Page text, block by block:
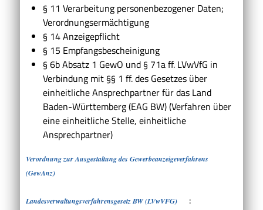
§ 11 Verarbeitung personenbezogener Daten;
Verordnungsermächtigung
§ 14 Anzeigepflicht
§ 15 Empfangsbescheinigung
§ 6b Absatz 1 GewO und§ 71a ff. LVwVfG in
Verbindung mit§§ 1 ff. des Gesetzes über
einheitliche Ansprechpartner für das Land
Baden-Württemberg (EAG BW)(Verfahren über
eine einheitliche Stelle, einheitliche
Ansprechpartner)
Verordnung zur Ausgestaltung des Gewerbeanzeigeverfahrens
(GewAnz)
Landesverwaltungsverfahrensgesetz BW (LVwVFG) :